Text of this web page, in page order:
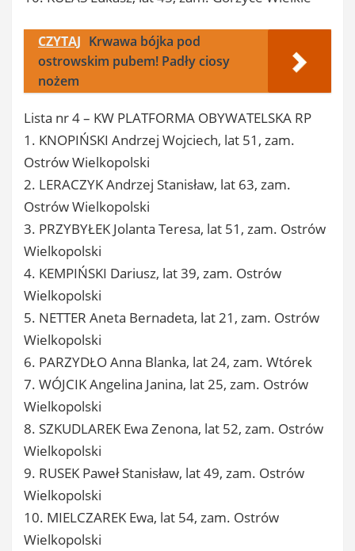
CZYTAJ Krwawa bójka pod
ostrowskim pubem! Padły ciosy
nożem
Lista nr 4 – KW PLATFORMA OBYWATELSKA RP
1. KNOPIŃSKI Andrzej Wojciech, lat 51, zam.
Ostrów Wielkopolski
2. LERACZYK Andrzej Stanisław, lat 63, zam.
Ostrów Wielkopolski
3. PRZYBYŁEK Jolanta Teresa, lat 51, zam. Ostrów
Wielkopolski
4. KEMPIŃSKI Dariusz, lat 39, zam. Ostrów
Wielkopolski
5. NETTER Aneta Bernadeta, lat 21, zam. Ostrów
Wielkopolski
6. PARZYDŁO Anna Blanka, lat 24, zam. Wtórek
7. WÓJCIK Angelina Janina, lat 25, zam. Ostrów
Wielkopolski
8. SZKUDLAREK Ewa Zenona, lat 52, zam. Ostrów
Wielkopolski
9. RUSEK Paweł Stanisław, lat 49, zam. Ostrów
Wielkopolski
10. MIELCZAREK Ewa, lat 54, zam. Ostrów
Wielkopolski